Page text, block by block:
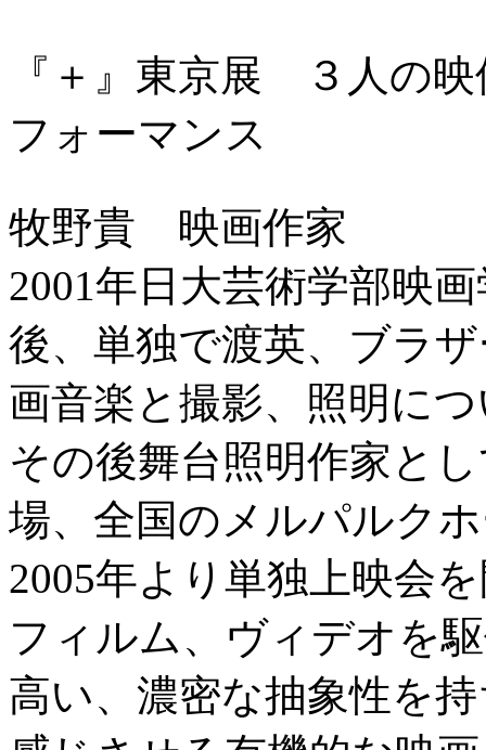
『＋』東京展 ３人の
フォーマンス
牧野貴 映画作家
2001年日大芸術学部映
後、単独で渡英、ブラ
画音楽と撮影、照明に
その後舞台照明作家と
場、全国のメルパルク
2005年より単独上映会
フィルム、ヴィデオを
高い、濃密な抽象性を